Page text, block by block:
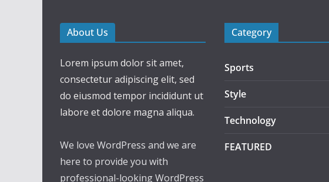
About Us
Lorem ipsum dolor sit amet,
consectetur adipiscing elit, sed
do eiusmod tempor incididunt ut
labore et dolore magna aliqua.
We love WordPress and we are
here to provide you with
professional-looking WordPress
Category
Sports
Style
Technology
FEATURED